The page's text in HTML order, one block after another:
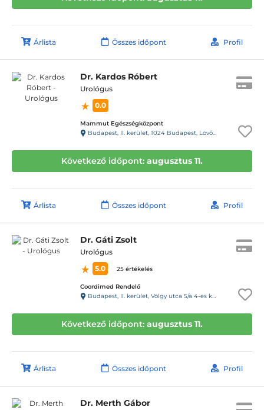
Árlista Összes időpont Profil
Dr. Kardos Róbert
Urológus
0.0
Mammut Egészségközpont
Budapest, II. kerület, 1024 Budapest, Lövőház utca 1-5. Mammut II., 4. emelet
Következő időpont: augusztus 11.
Árlista Összes időpont Profil
Dr. Gáti Zsolt
Urológus
5.0
25 értékelés
Coordimed Rendelő
Budapest, II. kerület, Völgy utca 5/a 4-es kapucsengő második épület.
Következő időpont: augusztus 11.
Árlista Összes időpont Profil
Dr. Merth Gábor